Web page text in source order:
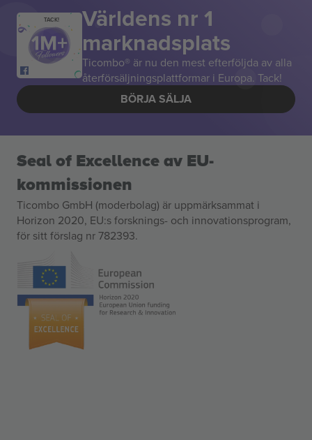
TACK! Världens nr 1
marknadsplats
Ticombo® är nu den mest efterföljda av alla
återförsäljningsplattformar i Europa. Tack!
BÖRJA SÄLJA
Seal of Excellence av EU-
kommissionen
Ticombo GmbH (moderbolag) är uppmärksammat i
Horizon 2020, EU:s forsknings- och innovationsprogram,
för sitt förslag nr 782393.